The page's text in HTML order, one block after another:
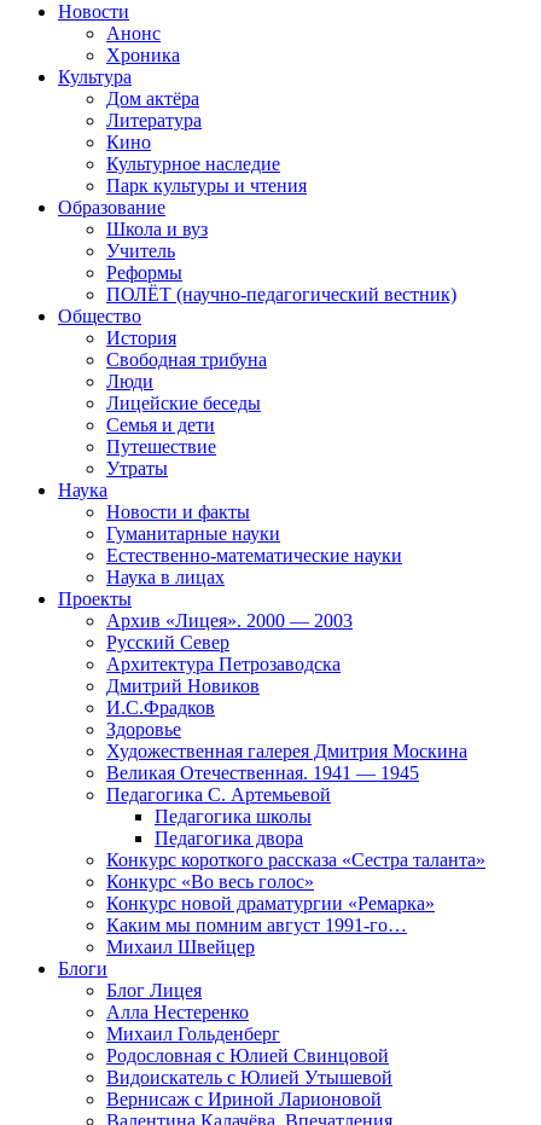
Новости
Анонс
Хроника
Культура
Дом актёра
Литература
Кино
Культурное наследие
Парк культуры и чтения
Образование
Школа и вуз
Учитель
Реформы
ПОЛЁТ (научно-педагогический вестник)
Общество
История
Свободная трибуна
Люди
Лицейские беседы
Семья и дети
Путешествие
Утраты
Наука
Новости и факты
Гуманитарные науки
Естественно-математические науки
Наука в лицах
Проекты
Архив «Лицея». 2000 — 2003
Русский Север
Архитектура Петрозаводска
Дмитрий Новиков
И.С.Фрадков
Здоровье
Художественная галерея Дмитрия Москина
Великая Отечественная. 1941 — 1945
Педагогика С. Артемьевой
Педагогика школы
Педагогика двора
Конкурс короткого рассказа «Сестра таланта»
Конкурс «Во весь голос»
Конкурс новой драматургии «Ремарка»
Каким мы помним август 1991-го…
Михаил Швейцер
Блоги
Блог Лицея
Алла Нестеренко
Михаил Гольденберг
Родословная с Юлией Свинцовой
Видоискатель с Юлией Утышевой
Вернисаж с Ириной Ларионовой